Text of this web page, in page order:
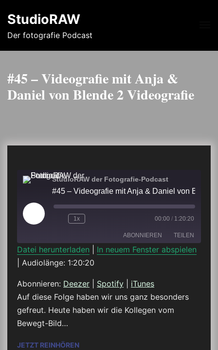
StudioRAW
Der fotografie Podcast
#45 – Videografie mit Anja &
Daniel von Blende 2 Videografie
StudioRAW der Fotografie-Podcast
Play
Episode
1x 00:00 / 1:20:20
ABONNIEREN TEILEN
Deezer
RSS FEED
TEILEN
LINK
EMBED
Datei herunterladen
In neuem Fenster abspielen
Audiolänge: 1:20:20
Abonnieren: Deezer Spotify
iTunes
Auf diese Folge haben wir uns ganz besonders
gefreut. Heute haben wir die Kollegen vom
Bewegt-Bild…
JETZT REINHÖREN#45 – VIDEOGRAFIE MIT ANJA & DANIEL